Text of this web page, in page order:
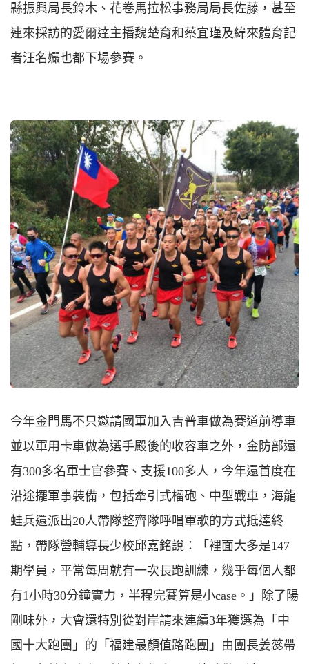
縣振興局長鈴木、花卷馬拉松事務局局長佐藤，甚至
連來採訪的愛爾達主播魏楚育和蔡宜瑾及緯來體育記
者汪名孍也都下場參賽。
今年金門馬不只邀請國軍加入吉普車做為賽道前導車
並以軍用卡車做為選手殿後的收容車之外，金防部還
有300多名軍士官參賽、支援100多人，今年還首度在
沿途擺軍事裝備，包括牽引式榴砲、中型戰車，海龍
蛙兵還派出20人帶隊整齊隊呼唱軍歌的方式抵達終
點，帶隊營輔導長少校邱嘉銘說：「裡面大多是147
期學員，平常每周就有一次長跑訓練，幾乎每個人都
有1小時30分鐘實力，半程完賽算是小case。」除了陽
剛味外，大會還特別從對岸請來連續3年獲選為「中
國十大跑團」的「福建最顏值路跑團」由團長姜蕊帶